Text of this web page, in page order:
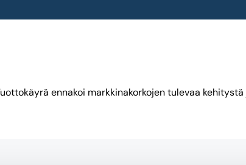
ennakoi markkinakorkojen tulevaa